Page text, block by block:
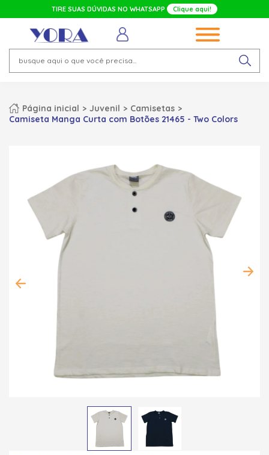
TIRE SUAS DÚVIDAS NO WHATSAPP Clique aqui!
Página inicial Juvenil
Camisetas
Camiseta Manga Curta com Botões 21465 - Two Colors